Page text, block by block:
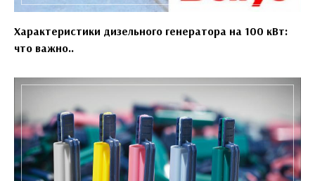
Характеристики дизельного генератора на 100 кВт:
что важно..